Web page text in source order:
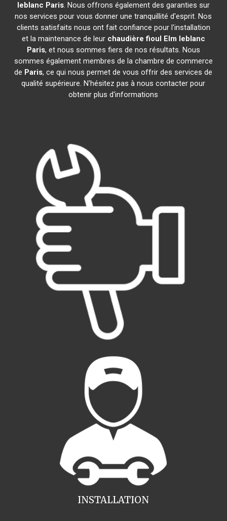
leblanc Paris. Nous offrons également des garanties sur
nos services pour vous donner une tranquillité d'esprit. Nos
clients satisfaits nous ont fait confiance pour l'installation
et la maintenance de leur chaudière fioul Elm leblanc
Paris, et nous sommes fiers de nos résultats. Nous
sommes également membres de la chambre de commerce
de Paris, ce qui nous permet de vous offrir des services de
qualité supérieure. N'hésitez pas à nous contacter pour
obtenir plus d'informations
INSTALLATION